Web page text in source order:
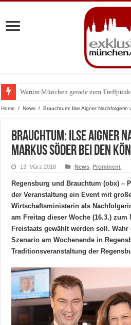
Warum München gerade zum
Home / News / Brauchtum: Ilse Aigner
Brauchtum: Ilse Aigner
Markus Söder bei den
13. März 2018 News ,Prominent
Regensburg und Brauchtum (obx) –
der Veranstaltung ein Event mit
Wirtschaftsministerin als
am Freitag dieser Woche (16.3.)
Freistaats gewählt werden soll.
Szenario am Wochenende in
Traditionsveranstaltung der